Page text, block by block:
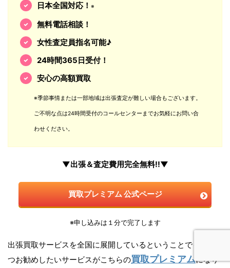
日本全国対応！ ※
無料電話相談！
女性査定員指名可能♪
24時間365日受付！
安心の高額買取
※季節事情または一部地域は出張査定が難しい場合もございます。
ご不明な点は24時間受付のコールセンターまでお気軽にお問い合
わせください。
▼出張＆査定費用完全無料!!▼
買取プレミアム 公式ページ
※申し込みは１分で完了します
出張買取サービスを全国に展開しているということでもう一
つお勧めしたいサービスがこちらの買取プレミアムになり